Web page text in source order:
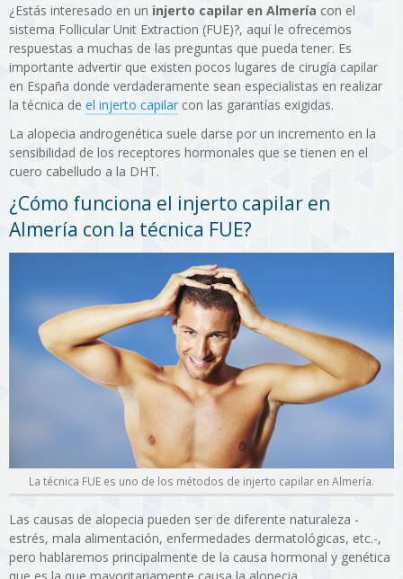
¿Estás interesado en un injerto capilar en Almería con el
sistema Follicular Unit Extraction (FUE)?, aquí le ofrecemos
respuestas a muchas de las preguntas que pueda tener. Es
importante advertir que existen pocos lugares de cirugía capilar
en España donde verdaderamente sean especialistas en realizar
la técnica de el injerto capilar con las garantías exigidas.
La alopecia androgenética suele darse por un incremento en la
sensibilidad de los receptores hormonales que se tienen en el
cuero cabelludo a la DHT.
¿Cómo funciona el injerto capilar en
Almería con la técnica FUE?
La técnica FUE es uno de los métodos de injerto capilar en Almería.
Las causas de alopecia pueden ser de diferente naturaleza -
estrés, mala alimentación, enfermedades dermatológicas, etc.-,
pero hablaremos principalmente de la causa hormonal y genética